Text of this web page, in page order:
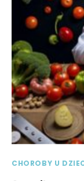
CHOROBY U